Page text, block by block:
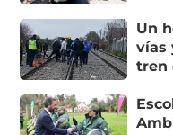
Un
vías
tren